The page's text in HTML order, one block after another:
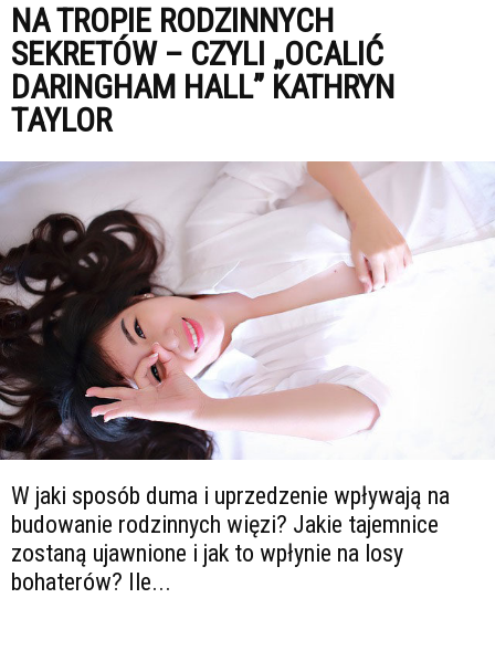
NA TROPIE RODZINNYCH
SEKRETÓW – CZYLI „OCALIĆ
DARINGHAM HALL” KATHRYN
TAYLOR
W jaki sposób duma i uprzedzenie wpływają na
budowanie rodzinnych więzi? Jakie tajemnice
zostaną ujawnione i jak to wpłynie na losy
bohaterów? Ile...